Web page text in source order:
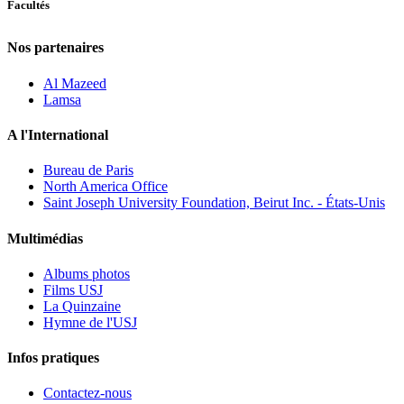
Facultés
Nos partenaires
Al Mazeed
Lamsa
A l'International
Bureau de Paris
North America Office
Saint Joseph University Foundation, Beirut Inc. - États-Unis
Multimédias
Albums photos
Films USJ
La Quinzaine
Hymne de l'USJ
Infos pratiques
Contactez-nous